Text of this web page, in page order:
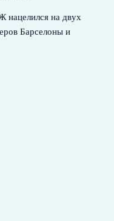
нацелился на двух
Барселоны и